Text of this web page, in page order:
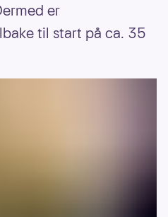
er
til start på ca. 35